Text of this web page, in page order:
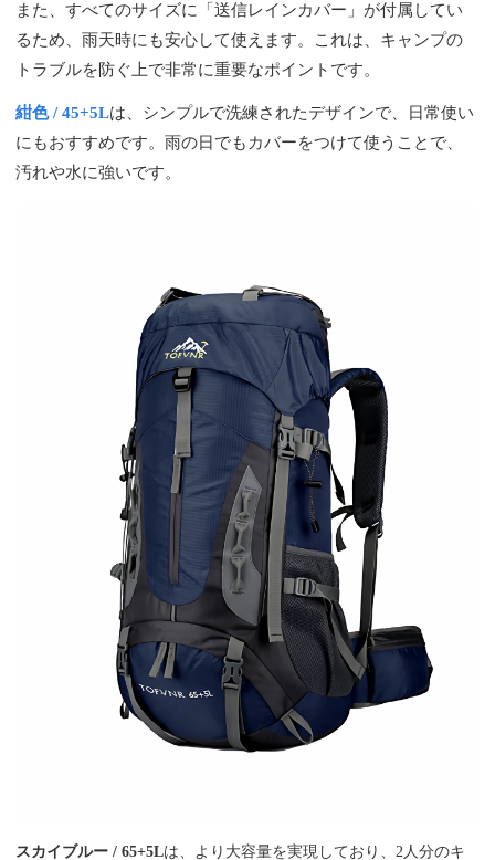
また、すべてのサイズに「送信レインカバー」が付属してい
るため、雨天時にも安心して使えます。これは、キャンプの
トラブルを防ぐ上で非常に重要なポイントです。
紺色 / 45+5Lは、シンプルで洗練されたデザインで、日常使い
にもおすすめです。雨の日でもカバーをつけて使うことで、
汚れや水に強いです。
スカイブルー / 65+5Lは、より大容量を実現しており、2人分のキ